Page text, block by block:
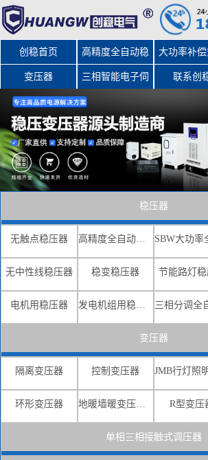
创稳首页 高精度全自动稳
压器
大功率补
力稳压
变压器 三相智能电子伺 联系创
稳压器
无触点稳压器 高精度全自动交流稳压器
无中性线稳压器 稳变稳压器 节能路灯
电机用稳压器 发电机组用稳压器
变压器
隔离变压器 控制变压器
环形变压器 地暖墙暖变压器电源 R型变压
单相三相接触式调压器
三相交流稳压器 600KW三相
全自动补偿式交流稳压器价格
15kw